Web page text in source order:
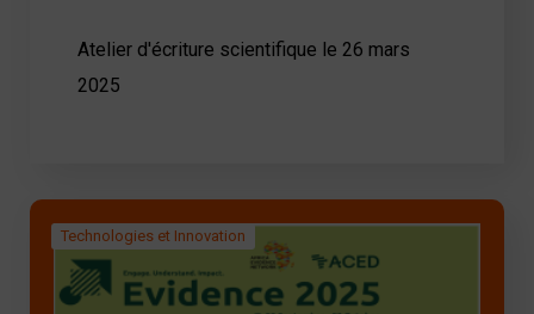
Atelier d'écriture scientifique le 26 mars
2025
Technologies et Innovation